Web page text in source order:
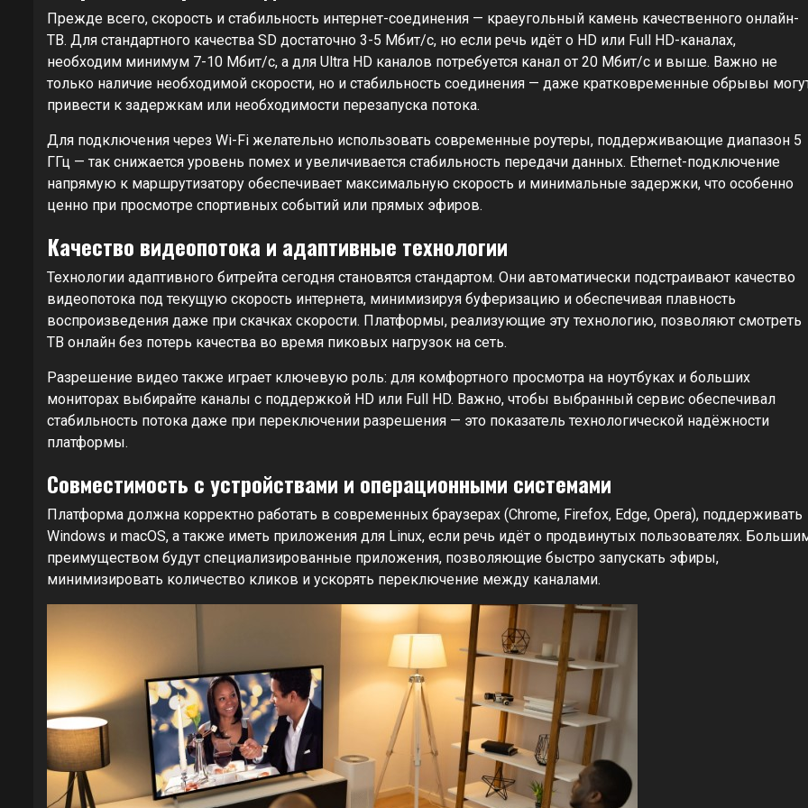
Прежде всего, скорость и стабильность интернет-соединения — краеугольный камень качественного онлайн-
ТВ. Для стандартного качества SD достаточно 3-5 Мбит/с, но если речь идёт о HD или Full HD-каналах,
необходим минимум 7-10 Мбит/с, а для Ultra HD каналов потребуется канал от 20 Мбит/с и выше. Важно не
только наличие необходимой скорости, но и стабильность соединения — даже кратковременные обрывы
привести к задержкам или необходимости перезапуска потока.
Для подключения через Wi-Fi желательно использовать современные роутеры, поддерживающие диапазон 5
ГГц — так снижается уровень помех и увеличивается стабильность передачи данных. Ethernet-подключение
напрямую к маршрутизатору обеспечивает максимальную скорость и минимальные задержки, что особенно
ценно при просмотре спортивных событий или прямых эфиров.
Качество видеопотока и адаптивные технологии
Технологии адаптивного битрейта сегодня становятся стандартом. Они автоматически подстраивают качество
видеопотока под текущую скорость интернета, минимизируя буферизацию и обеспечивая плавность
воспроизведения даже при скачках скорости. Платформы, реализующие эту технологию, позволяют смотреть
ТВ онлайн без потерь качества во время пиковых нагрузок на сеть.
Разрешение видео также играет ключевую роль: для комфортного просмотра на ноутбуках и больших
мониторах выбирайте каналы с поддержкой HD или Full HD. Важно, чтобы выбранный сервис обеспечивал
стабильность потока даже при переключении разрешения — это показатель технологической надёжности
платформы.
Совместимость с устройствами и операционными системами
Платформа должна корректно работать в современных браузерах (Chrome, Firefox, Edge, Opera), поддерживать
Windows и macOS, а также иметь приложения для Linux, если речь идёт о продвинутых пользователях.
преимуществом будут специализированные приложения, позволяющие быстро запускать эфиры,
минимизировать количество кликов и ускорять переключение между каналами.